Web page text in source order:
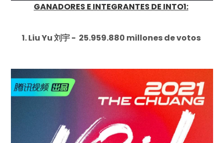
GANADORES E INTEGRANTES DE INTO1:
1. Liu Yu 刘宇 - 25.959.880 millones de votos